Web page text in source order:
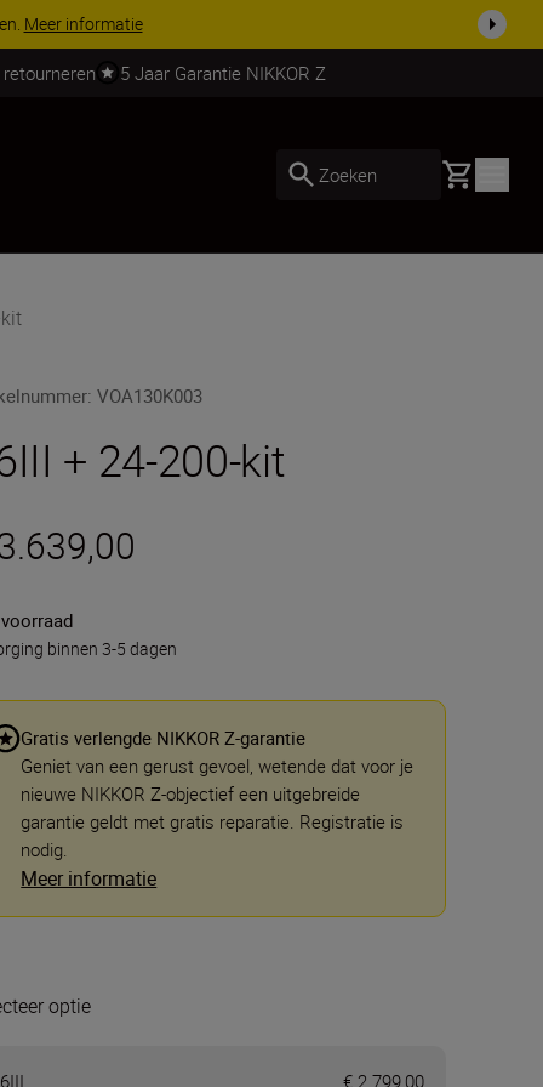
compleetKoop nu
5 Jaar Garantie NIKKOR Z
Zoeken Basket
:VOA130K003
+ 24-200-kit
binnen 3-5 dagen
Gratis verlengde NIKKOR Z-garantie
Geniet van een gerust gevoel, wetende dat voor je
nieuwe NIKKOR Z-objectief een uitgebreide
garantie geldt met gratis reparatie. Registratie is
nodig.
Meer informatie
optie
€ 2.799,00